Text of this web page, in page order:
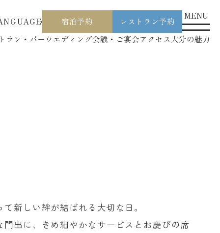
ラン・バー ウエディング会議・ご宴会アクセス大分の魅力
宿泊予約 レストラン予約
MENU
て新しい絆が結ばれる大切な日。
門出に、きめ細やかなサービスとお慶びの席